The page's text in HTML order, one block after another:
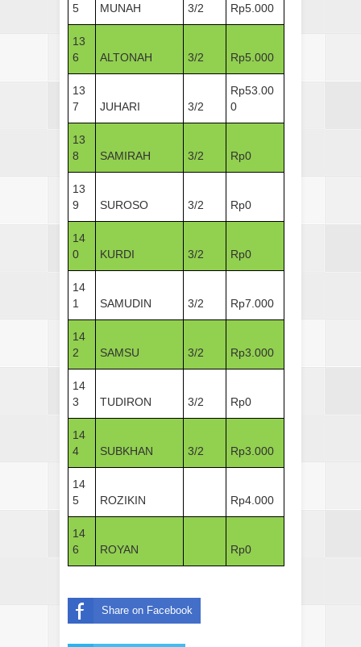
5
MUNAH 3/2 Rp5.000
13
6
ALTONAH 3/2 Rp5.000
13
7
JUHARI 3/2
Rp53.00
0
13
8
SAMIRAH 3/2 Rp0
13
9
SUROSO 3/2 Rp0
14
0
KURDI 3/2 Rp0
14
1
SAMUDIN 3/2 Rp7.000
14
2
SAMSU 3/2 Rp3.000
14
3
TUDIRON 3/2 Rp0
14
4
SUBKHAN 3/2 Rp3.000
14
5
ROZIKIN Rp4.000
14
6
ROYAN Rp0
Share on Facebook